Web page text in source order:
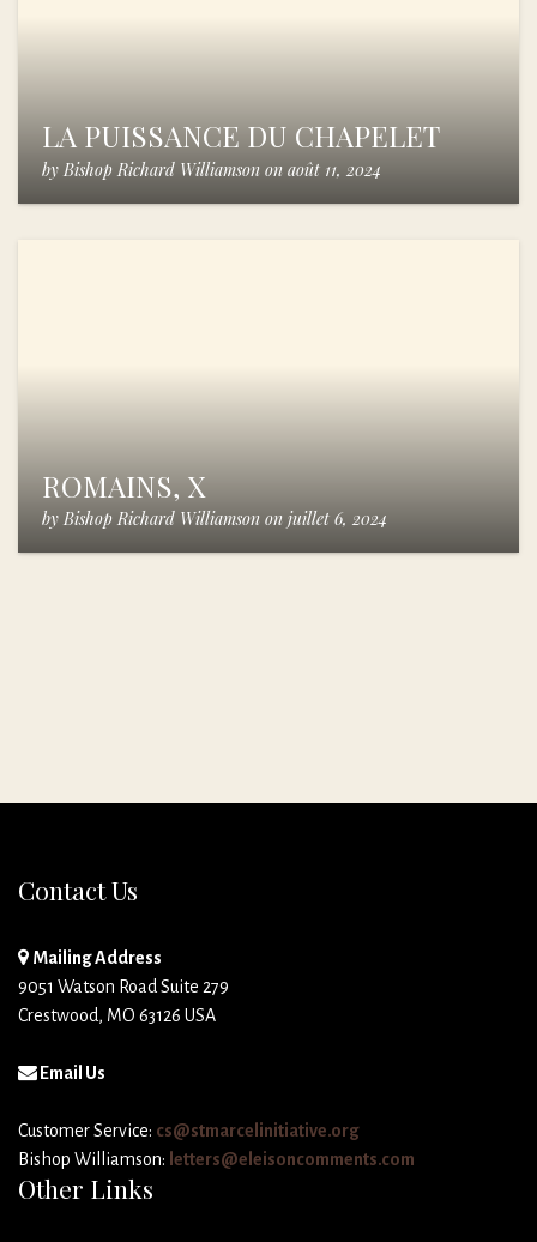
LA PUISSANCE DU CHAPELET
by Bishop Richard Williamson on août 11, 2024
ROMAINS, X
by Bishop Richard Williamson on juillet 6, 2024
Contact Us
Mailing Address
9051 Watson Road Suite 279
Crestwood, MO 63126 USA
Email Us
Customer Service: cs@stmarcelinitiative.org
Bishop Williamson: letters@eleisoncomments.com
Other Links